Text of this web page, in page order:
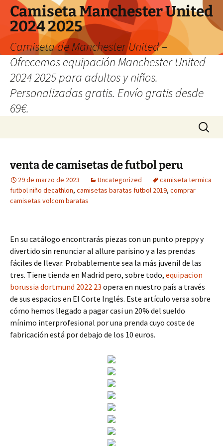
Camiseta Manchester United
2024 2025
Camiseta de Manchester United –
Ofrecemos equipación Manchester United
2024 2025 para adultos y niños.
Personalizadas gratis. Envío gratis desde
69€.
Buscar:
venta de camisetas de futbol peru
29 de marzo de 2023 Uncategorized
camiseta termica
futbol niño decathlon, camisetas baratas futbol 2019, comprar
camisetas volcom baratas
En su catálogo encontrarás piezas con un punto preppy y
divertido sin renunciar al allure parisino y a las prendas
fáciles de llevar. Probablemente sea la más juvenil de las
tres. Tiene tienda en Madrid pero, sobre todo, equipacion
borussia dortmund 2022 23 opera en nuestro país a través
de sus espacios en El Corte Inglés. Este artículo versa sobre
cómo hemos llegado a pagar casi un 20% del sueldo
mínimo interprofesional por una prenda cuyo coste de
fabricación está por debajo de los 10 euros.